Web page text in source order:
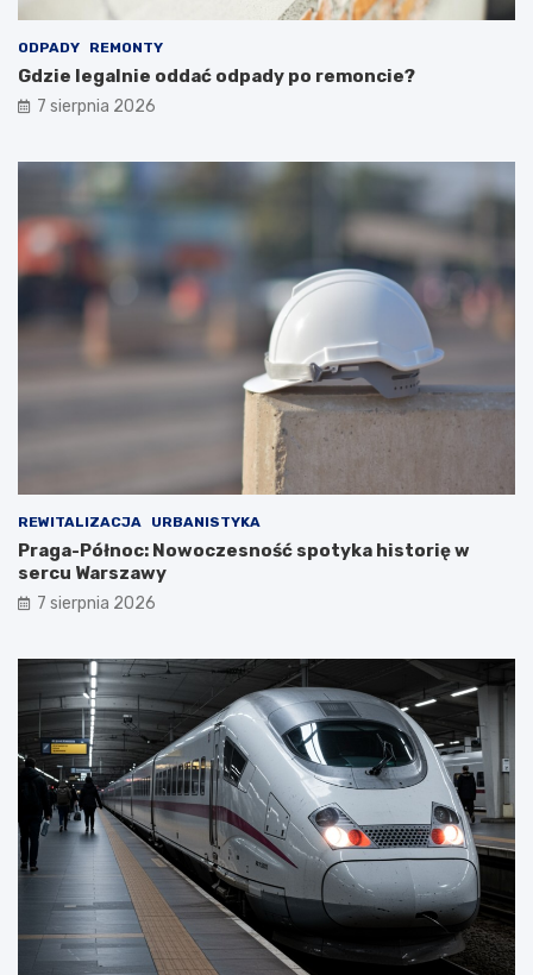
ODPADY REMONTY
Gdzie legalnie oddać odpady po remoncie?
7 sierpnia 2026
REWITALIZACJA URBANISTYKA
Praga-Północ: Nowoczesność spotyka historię w
sercu Warszawy
7 sierpnia 2026